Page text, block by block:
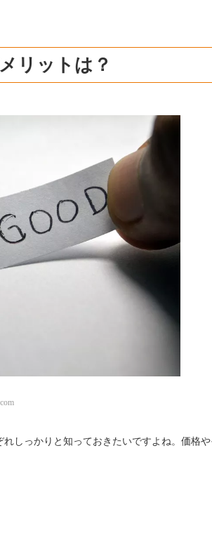
リットは？
しっかりと知っておきたいですよね。価格